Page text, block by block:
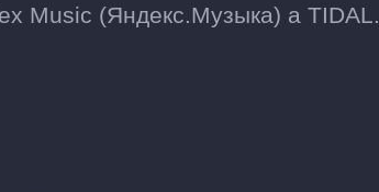
Music (Яндекс.Музыка) a TIDAL.